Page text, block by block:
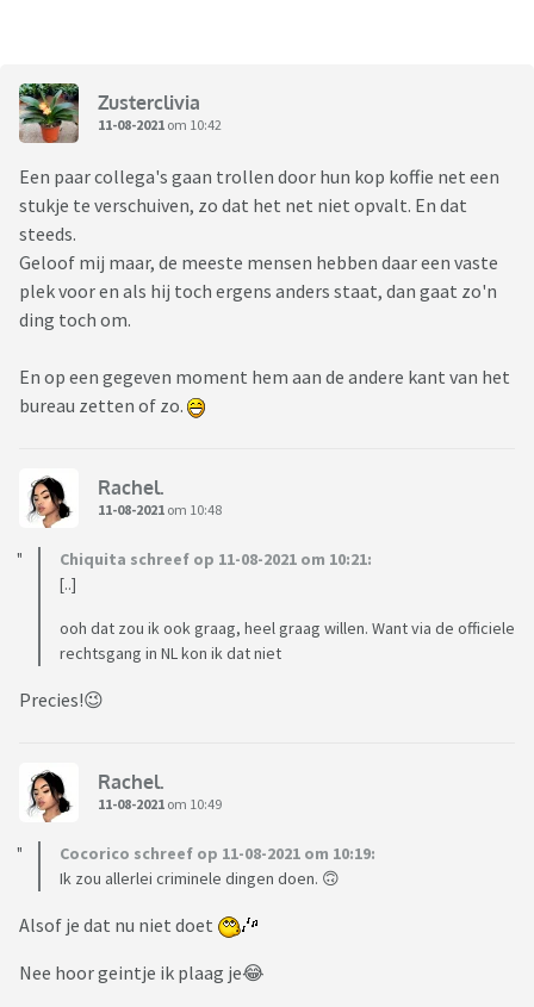
Zusterclivia
11-08-2021 om 10:42
Een paar collega's gaan trollen door hun kop koffie net een
stukje te verschuiven, zo dat het net niet opvalt. En dat
steeds.
Geloof mij maar, de meeste mensen hebben daar een vaste
plek voor en als hij toch ergens anders staat, dan gaat zo'n
ding toch om.
En op een gegeven moment hem aan de andere kant van het
bureau zetten of zo.
Rachel.
11-08-2021 om 10:48
Chiquita schreef op 11-08-2021 om 10:21:
[..]
ooh dat zou ik ook graag, heel graag willen. Want via de officiele
rechtsgang in NL kon ik dat niet
Precies!😉
Rachel.
11-08-2021 om 10:49
Cocorico schreef op 11-08-2021 om 10:19:
Ik zou allerlei criminele dingen doen. 🙃
Alsof je dat nu niet doet
Nee hoor geintje ik plaag je😂